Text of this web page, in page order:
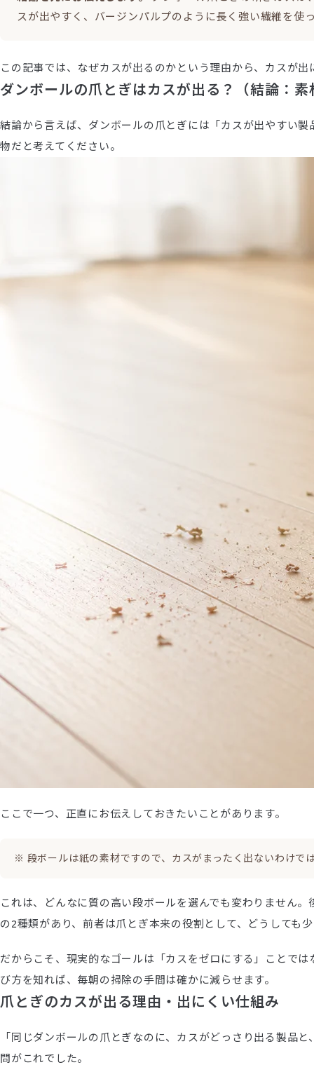
スが出やすく、バージンパルプのように長く強い繊維を使
この記事では、なぜカスが出るのかという理由から、カスが
ダンボールの爪とぎはカスが出る？（結論：
結論から言えば、ダンボールの爪とぎには「カスが出やすい
物だと考えてください。
ここで一つ、正直にお伝えしておきたいことがあります。
※ 段ボールは紙の素材ですので、カスがまったく出ないわけで
これは、どんなに質の高い段ボールを選んでも変わりません
の2種類があり、前者は爪とぎ本来の役割として、どうしても
だからこそ、現実的なゴールは「カスをゼロにする」ことでは
び方を知れば、毎朝の掃除の手間は確かに減らせます。
爪とぎのカスが出る理由・出にくい仕組み
「同じダンボールの爪とぎなのに、カスがどっさり出る製品
問がこれでした。